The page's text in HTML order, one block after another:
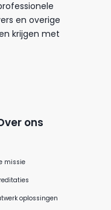
en overige
krijgen met
ons
missie
oplossingen